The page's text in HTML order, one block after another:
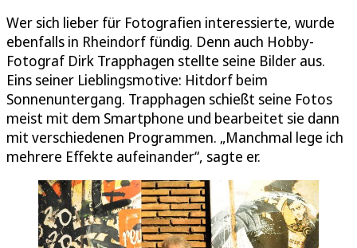
Wer sich lieber für Fotografien interessierte, wurde
ebenfalls in Rheindorf fündig. Denn auch Hobby-
Fotograf Dirk Trapphagen stellte seine Bilder aus.
Eins seiner Lieblingsmotive: Hitdorf beim
Sonnenuntergang. Trapphagen schießt seine Fotos
meist mit dem Smartphone und bearbeitet sie dann
mit verschiedenen Programmen. „Manchmal lege ich
mehrere Effekte aufeinander“, sagte er.